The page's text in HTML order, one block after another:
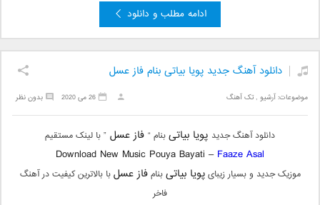
ادامه مطلب و دانلود
دانلود آهنگ جدید پویا بیاتی بنام فاز عسل
موضوعات:آرشیو ,تک آهنگ بدون نظر 26 می 2020
دانلود آهنگ جدید پویا بیاتیبنام “ فاز عسل ” با لینک مستقیم
Download New Music Pouya Bayati – Faaze Asal
موزیک جدید و بسیار زیبایپویا بیاتیبنامفاز عسلبا بالاترین کیفیت در آهنگ
فاخر